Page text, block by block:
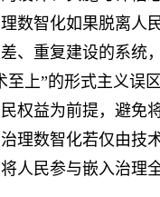
数智化如果脱离人
、重复建设的系统
上”的形式主义误
权益为前提，避免
理数智化若仅由技
人民参与嵌入治理